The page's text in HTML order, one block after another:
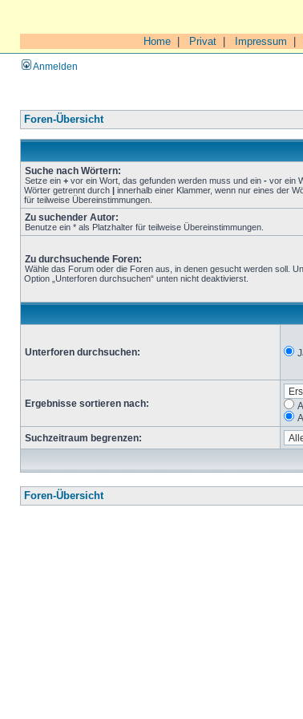
Home Privat Impressum
Anmelden
Foren-Übersicht
Suche nach Wörtern:
Setze ein + vor ein Wort, das gefunden werden muss und ein - vor ein
Wörter getrennt durch | innerhalb einer Klammer, wenn nur eines der
für teilweise Übereinstimmungen.
Zu suchender Autor:
Benutze ein * als Platzhalter für teilweise Übereinstimmungen.
Zu durchsuchende Foren:
Wähle das Forum oder die Foren aus, in denen gesucht werden soll.
Option „Unterforen durchsuchen“ unten nicht deaktivierst.
Unterforen durchsuchen:
Ergebnisse sortieren nach:
Suchzeitraum begrenzen:
Foren-Übersicht